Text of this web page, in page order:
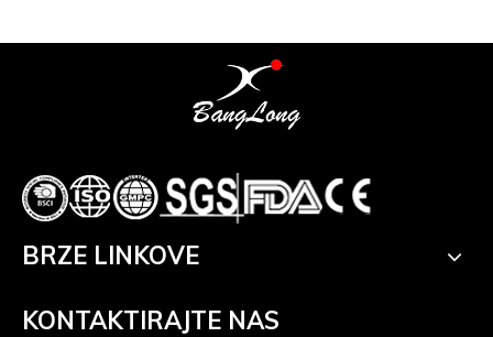
BRZE LINKOVE
KONTAKTIRAJTE NAS